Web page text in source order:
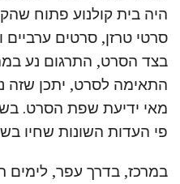
היה בית קולנוע פתוח
סרטי טרזן, סרטים ערביים
בצד הסרט, התרגום נע
התאימה לסרט, יתכן שזה
מאי ידיעת שפת הסרט.
פי העדות השונות שחיו
במרכז, בדרך עפר, לימים